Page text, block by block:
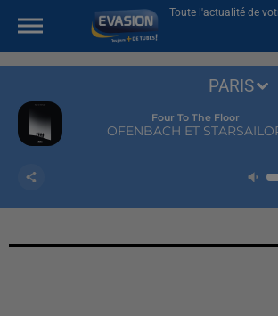
Toute l'actualité de
Four To The Floor
OFENBACH ET
PARIS